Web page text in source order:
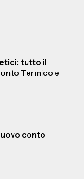
tutto il
Termico e
conto